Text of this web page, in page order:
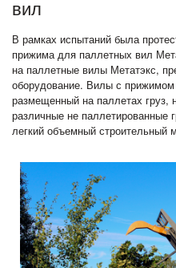
вил
В рамках испытаний была
прижима для паллетных вил
на паллетные вилы Метатэкс,
оборудование. Вилы с
размещенный на паллетах груз,
различные не паллетированные
легкий объемный строительный